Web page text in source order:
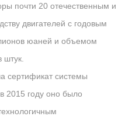
почти 20 отечественным и
двигателей с годовым
юаней и объемом
сертификат системы
2015 году оно было